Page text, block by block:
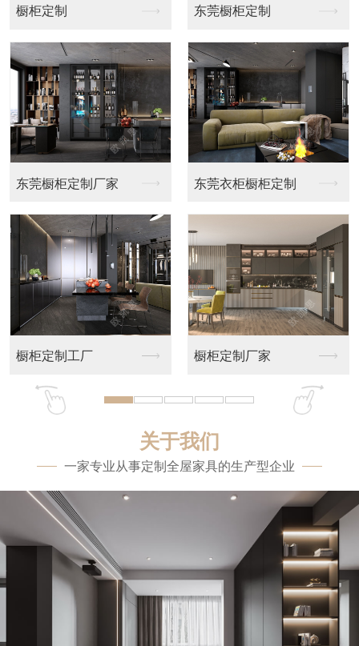
橱柜定制 东莞橱柜定制
东莞橱柜定制厂家 东莞衣柜橱柜定制
橱柜定制工厂 橱柜定制厂家
关于我们
一家专业从事定制全屋家具的生产型企业